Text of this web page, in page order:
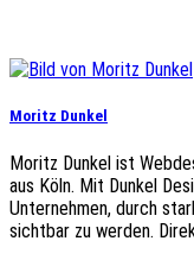
Moritz Dunkel
Moritz Dunkel ist
aus Köln. Mit Dunkel
Unternehmen, durch
sichtbar zu werden.